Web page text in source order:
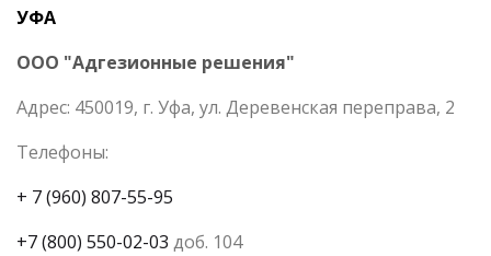
УФА
ООО "Адгезионные решения"
Адрес: 450019, г. Уфа, ул. Деревенская переправа, 2
Телефоны:
+ 7 (960) 807-55-95
+7 (800) 550-02-03 доб. 104